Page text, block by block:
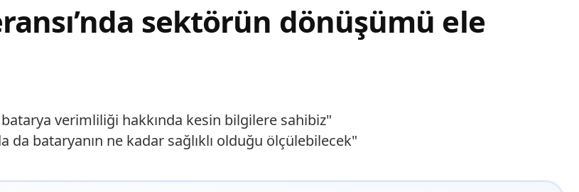
sektörün dönüşümü ele
verimliliği hakkında kesin bilgilere sahibiz"
da bataryanın ne kadar sağlıklı olduğu ölçülebilecek"